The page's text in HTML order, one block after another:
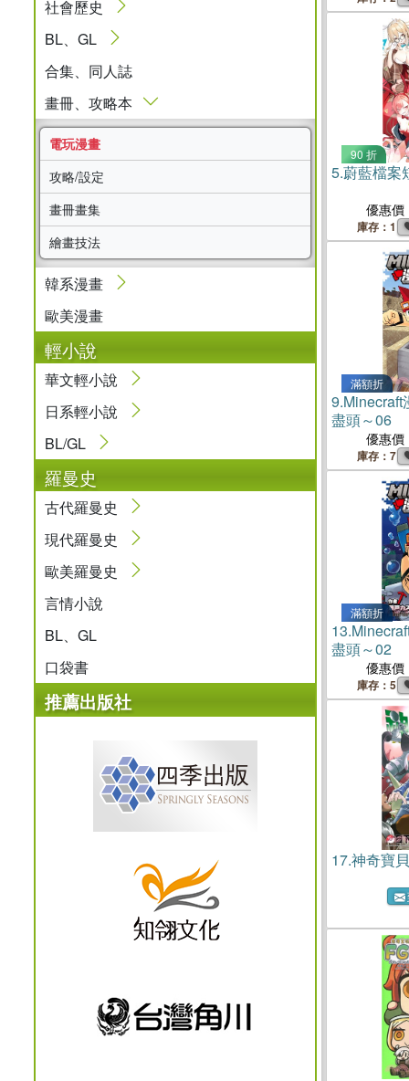
社會歷史
BL、GL
合集、同人誌
畫冊、攻略本
電玩漫畫
攻略/設定
畫冊畫集
繪畫技法
韓系漫畫
歐美漫畫
輕小說
華文輕小說
日系輕小說
BL/GL
羅曼史
古代羅曼史
現代羅曼史
歐美羅曼史
言情小說
BL、GL
口袋書
推薦出版社
90 折
5.蔚藍檔案
優惠價
庫存：1
滿額折
9.Minecraft
盡頭～06
優惠價
庫存：7
滿額折
13.
盡頭～02
優惠價
庫存：5
17.神奇寶